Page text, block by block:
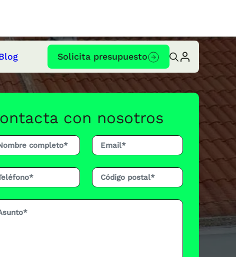
Solicita presupuesto
con nosotros